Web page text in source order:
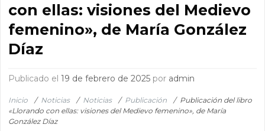
con ellas: visiones del Medievo
femenino», de María González
Díaz
Publicado el19 de febrero de 2025 por admin
Inicio / Noticias / Noticias / Publicación / Publicación del libro
«Llorando con ellas: visiones del Medievo femenino», de María
González Díaz